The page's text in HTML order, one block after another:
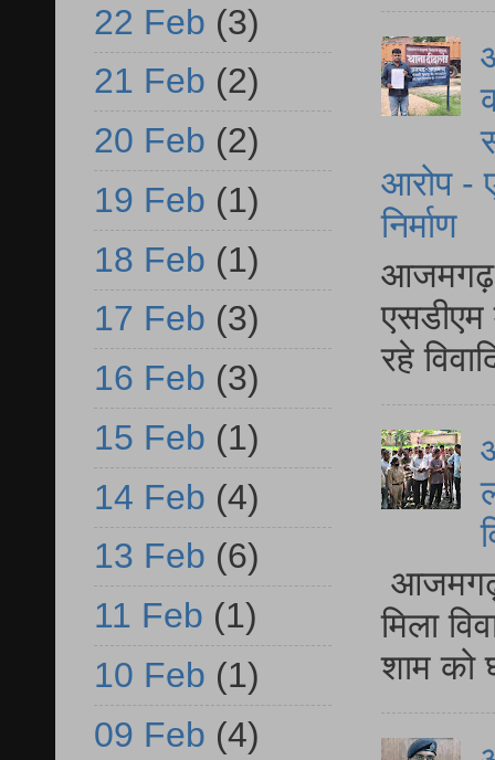
आरोप -
निर्माण
आजमगढ़
एसडीएम
रहे
आजमगढ़
मिला
शाम को
22 Feb (3)
21 Feb (2)
20 Feb (2)
19 Feb (1)
18 Feb (1)
17 Feb (3)
16 Feb (3)
15 Feb (1)
14 Feb (4)
13 Feb (6)
11 Feb (1)
10 Feb (1)
09 Feb (4)